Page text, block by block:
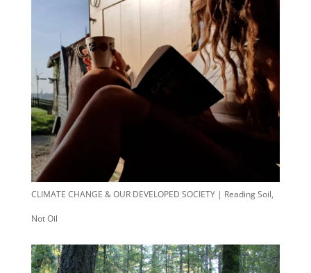
CLIMATE CHANGE & OUR DEVELOPED SOCIETY | Reading Soil,
Not Oil